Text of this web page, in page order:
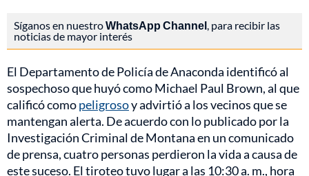
Síganos en nuestroWhatsApp Channel, para recibir las
noticias de mayor interés
El Departamento de Policía de Anaconda identificó al
sospechoso que huyó como Michael Paul Brown, al que
calificó comopeligrosoy advirtió a los vecinos que se
mantengan alerta. De acuerdo con lo publicado por la
Investigación Criminal de Montana en un comunicado
de prensa, cuatro personas perdieron la vida a causa de
este suceso. El tiroteo tuvo lugar a las 10:30 a. m., hora